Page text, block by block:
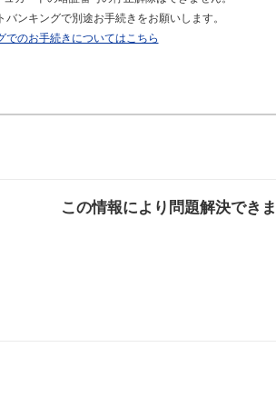
ンキングで別途お手続きをお願いします。
でのお手続きについてはこちら
この情報により問題解決でき